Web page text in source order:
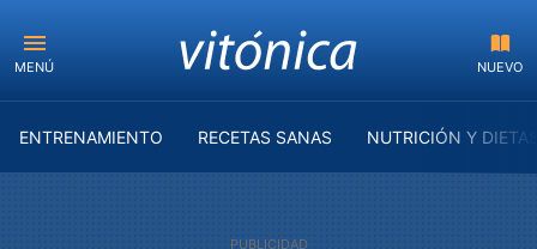
MENÚ NUEVO
ENTRENAMIENTO RECETAS SANAS NUTRICIÓN Y